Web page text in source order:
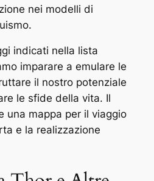
nei modelli di
indicati nella lista
imparare a emulare le
il nostro potenziale
le sfide della vita. Il
una mappa per il viaggio
e la realizzazione